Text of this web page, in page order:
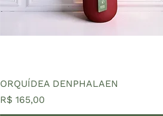
ORQUÍDEA DENPHALAEN
Preço
R$ 165,00